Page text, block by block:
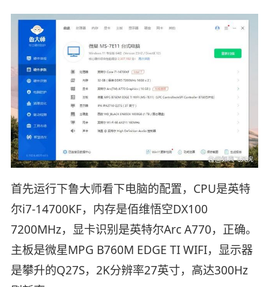
首先运行下鲁大师看下电脑的配置，CPU是英特
尔i7-14700KF，内存是佰维悟空DX100
7200MHz，显卡识别是英特尔Arc A770，正确。
主板是微星MPG B760M EDGE TI WIFI，显示器
是攀升的Q27S，2K分辨率27英寸，高达300Hz